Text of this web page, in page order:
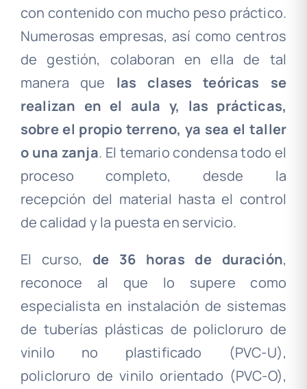
con contenido con mucho peso práctico.
Numerosas empresas, así como centros
de gestión, colaboran en ella de tal
manera que las clases teóricas se
realizan en el aula y, las prácticas,
sobre el propio terreno, ya sea el taller
o una zanja. El temario condensa todo el
proceso completo, desde la
recepción del material hasta el control
de calidad y la puesta en servicio.
El curso, de 36 horas de duración,
reconoce al que lo supere como
especialista en instalación de sistemas
de tuberías plásticas de policloruro de
vinilo no plastificado (PVC-U),
policloruro de vinilo orientado (PVC-O),